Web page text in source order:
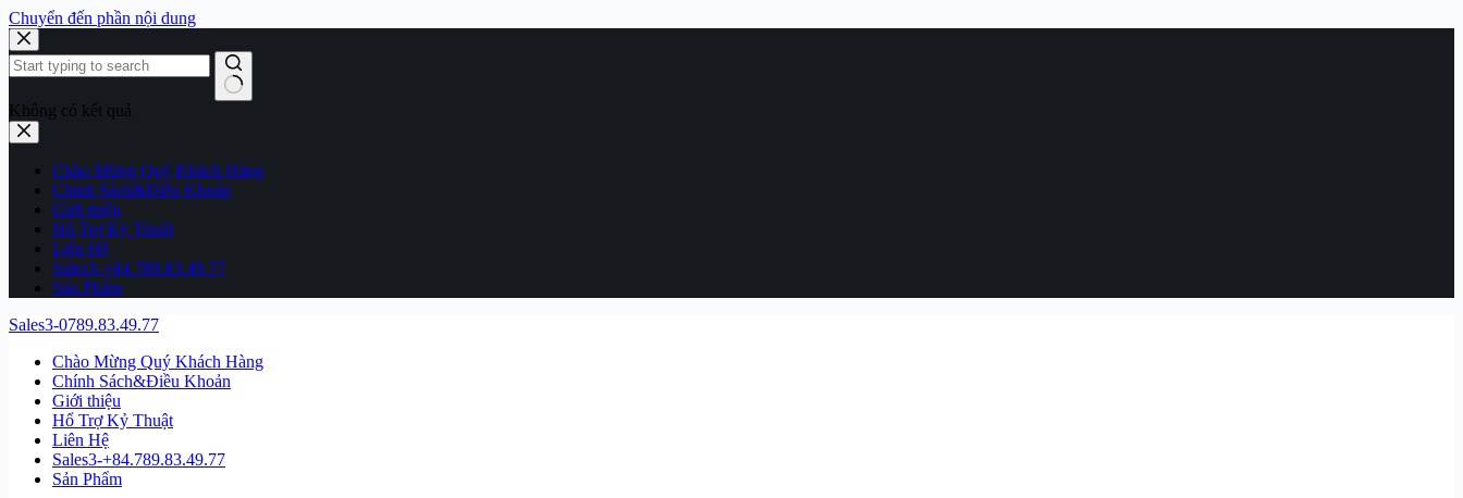
Chuyển đến phần nội dung
Không có kết quả
Chào Mừng Quý Khách Hàng
Chính Sách&Điều Khoản
Giới thiệu
Hổ Trợ Kỷ Thuật
Liên Hệ
Sales3-+84.789.83.49.77
Sản Phẩm
Sales3-0789.83.49.77
Chào Mừng Quý Khách Hàng
Chính Sách&Điều Khoản
Giới thiệu
Hổ Trợ Kỷ Thuật
Liên Hệ
Sales3-+84.789.83.49.77
Sản Phẩm